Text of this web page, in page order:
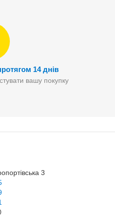
14 днів
вашу покупку
3